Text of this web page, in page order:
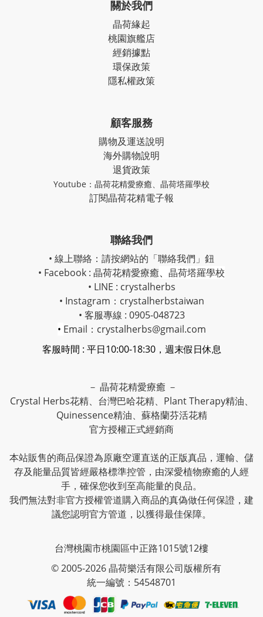
關於我們
晶荷緣起
桃園旗艦店
經銷據點
環保政策
隱私權政策
顧客服務
購物及運送說明
海外購物說明
退貨政策
Youtube： 晶荷花精愛療癒、 晶荷塔羅學校
訂閱晶荷花精電子報
聯絡我們
• 線上聯絡：請按網站的「聯絡我們」鈕
• Facebook : 晶荷花精愛療癒、 晶荷塔羅學校
• LINE : crystalherbs
• Instagram： crystalherbstaiwan
• 客服專線 : 0905-048723
• Email：crystalherbs@gmail.com
客服時間 : 平日10:00-18:30，週末假日休息
－ 晶荷花精愛療癒 －
Crystal Herbs花精、台灣巴哈花精、Plant Therapy精油、
Quinessence精油、蘇格蘭芬活花精
官方授權正式經銷商
本站販售的商品保證為原廠空運直送的正版真品，運輸、儲
存及能量品質皆經嚴格標準控管，由深愛植物療癒的人經
手，確保您收到至高能量的良品。
我們無法對非官方授權管道購入商品的真偽做任何保證，建
議您認明官方管道，以獲得最佳保障。
台灣桃園市桃園區中正路1015號12樓
© 2005-2026 晶荷樂活有限公司版權所有
統一編號：54548701